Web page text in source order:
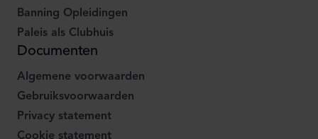
Banning Opleidingen
Paleis als Clubhuis
Documenten
Algemene voorwaarden
Gebruiksvoorwaarden
Privacy statement
Cookie statement